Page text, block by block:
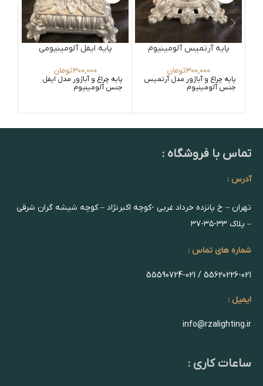
پایه آرتمیس آلومینیوم
300,000تومان
پایه چراغ و آباژور مدل آرتمیس
جنس آلومینیوم
پایه ایفل آلومینیومی
300,000تومان
پایه چراغ و آباژور مدل ایفل
جنس آلومینیوم
تماس با فروشگاه :
آدرس :
تهران – خ پانزده خرداد غربی -کوچه اکبرنژاد – کوچه شیشه گران شرقی
– پلاک ۳۳-۳۵-۳۷
شماره های تماس :
55620226-021 / 55590724-021
ایمیل :
info@rzalighting.ir
ساعات کاری :